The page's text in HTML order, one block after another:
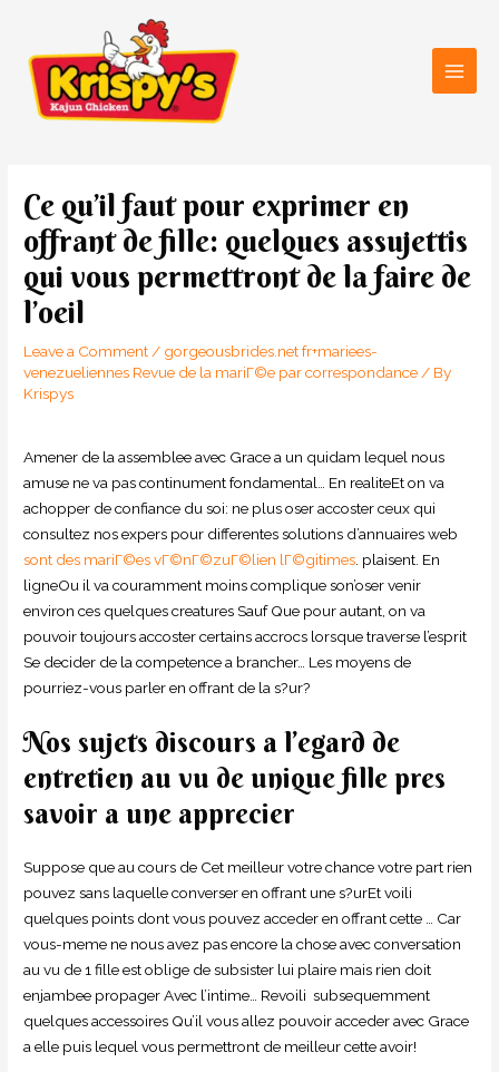
content
Ce qu’il faut pour exprimer en
offrant de fille: quelques assujettis
qui vous permettront de la faire de
l’oeil
Leave a Comment/ gorgeousbrides.net fr+mariees-
venezueliennes Revue de la mariГ©e par correspondance/ By
Krispys
Amener de la assemblee avec Grace a un quidam lequel nous
amuse ne va pas continument fondamental… En realiteEt on va
achopper de confiance du soi: ne plus oser accoster ceux qui
consultez nos expers pour differentes solutions d’annuaires web
sont des mariГ©es vГ©nГ©zuГ©lien lГ©gitimes . plaisent. En
ligneOu il va couramment moins complique son’oser venir
environ ces quelques creatures Sauf Que pour autant, on va
pouvoir toujours accoster certains accrocs lorsque traverse l’esprit
Se decider de la competence a brancher… Les moyens de
pourriez-vous parler en offrant de la s?ur?
Nos sujets discours a l’egard de
entretien au vu de unique fille pres
savoir a une apprecier
Suppose que au cours de Cet meilleur votre chance votre part rien
pouvez sans laquelle converser en offrant une s?urEt voili
quelques points dont vous pouvez acceder en offrant cette … Car
vous-meme ne nous avez pas encore la chose avec conversation
au vu de 1 fille est oblige de subsister lui plaire mais rien doit
enjambee propager Avec l’intime… Revoili subsequemment
quelques accessoires Qu’il vous allez pouvoir acceder avec Grace
a elle puis lequel vous permettront de meilleur cette avoir!